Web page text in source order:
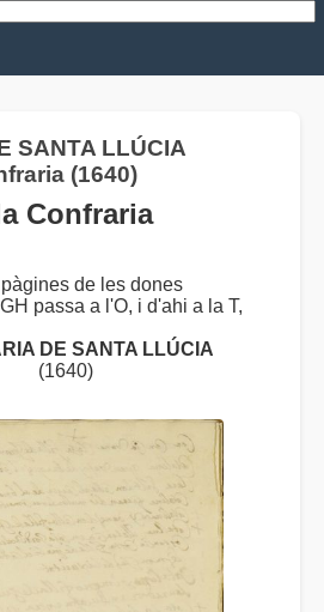
SANTA LLÚCIA
(1640)
Confraria
de les dones
passa a l'O, i d'ahi a la T,
DE SANTA LLÚCIA
(1640)